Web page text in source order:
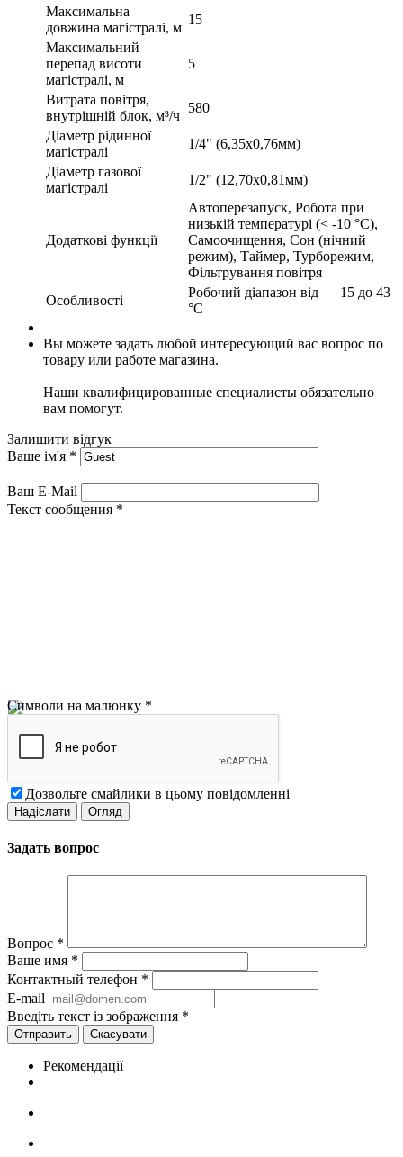
Максимальна
довжина магістралі, м
15
Максимальний
перепад висоти
магістралі, м
5
Витрата повітря,
внутрішній блок, м³/ч
580
Діаметр рідинної
магістралі
1/4" (6,35х0,76мм)
Діаметр газової
магістралі
1/2" (12,70х0,81мм)
Додаткові функції
Автоперезапуск, Робота при
низькій температурі (< -10 °C),
Самоочищення, Сон (нічний
режим), Таймер, Турборежим,
Фільтрування повітря
Особливості
Робочий діапазон від — 15 до 43
°C
Вы можете задать любой интересующий вас вопрос по
товару или работе магазина.
Наши квалифицированные специалисты обязательно
вам помогут.
Залишити відгук
Ваше ім'я *
Ваш E-Mail
Текст сообщения *
Символи на малюнку *
Дозвольте смайлики в цьому повідомленні
Задать вопрос
Вопрос *
Ваше имя *
Контактный телефон *
E-mail
Введіть текст із зображення *
Скасувати
Рекомендації